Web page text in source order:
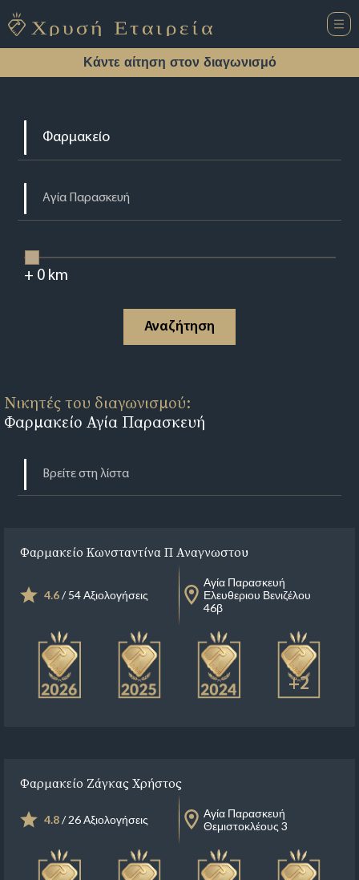
Κάντε αίτηση στον διαγωνισμό
+ 0km
Αναζήτηση
Νικητές του διαγωνισμού:
Φαρμακείο Αγία Παρασκευή
Φαρμακείο Κωνσταντίνα Π Αναγνωστου
4.6/ 54 Αξιολογήσεις
Αγία Παρασκευή
Ελευθεριου Βενιζέλου
46β
+2
Φαρμακείο Ζάγκας Χρήστος
4.8/ 26 Αξιολογήσεις
Αγία Παρασκευή
Θεμιστοκλέους 3